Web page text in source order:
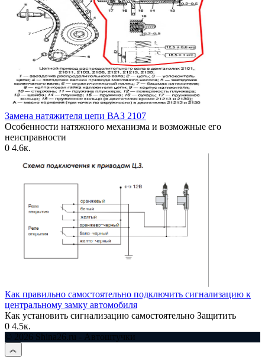
Замена натяжителя цепи ВАЗ 2107
Особенности натяжного механизма и возможные его
неисправности
0 4.6к.
Как правильно самостоятельно подключить сигнализацию к
центральному замку автомобиля
Как установить сигнализацию самостоятельно Защитить
0 4.5к.
© 2026 Shina26.ru - Автоштучки